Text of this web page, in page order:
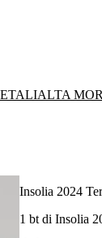
ALTA
Insolia 2024
1 bt di Insolia